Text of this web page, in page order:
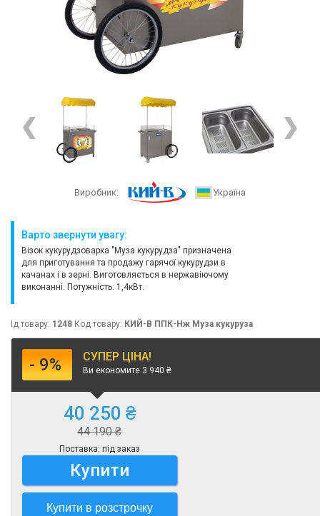
Виробник: Україна
Варто звернути увагу:
Візок кукурудзоварка "Муза кукурудза" призначена
для приготування та продажу гарячої кукурудзи в
качанах і в зерні. Виготовляється в нержавіючому
виконанні. Потужність: 1,4кВт.
Ід товару: 1248 Код товару: КИЙ-В ППК-Нж Муза кукуруза
- 9% СУПЕР ЦІНА!
Ви економите 3 940 ₴
44 190 ₴
40 250 ₴
Поставка: під заказ
Купити
Купити в розстрочку